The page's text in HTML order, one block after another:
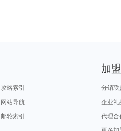
攻略索引
网站导航
邮轮索引
加
分销联
企业礼
代理合